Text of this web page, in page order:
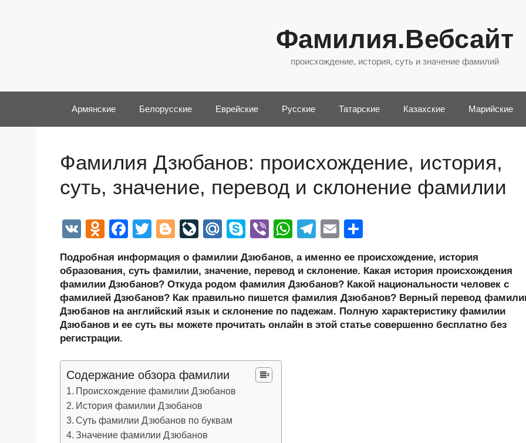
Фамилия.Вебсайт
происхождение, история, суть и значение фамилий
Армянские Белорусские Еврейские Русские Татарские Казахские Марийские
Фамилия Дзюбанов: происхождение, история,
суть, значение, перевод и склонение фамилии
V
O
n
o
kl
a
ss
ni
ki
F
c
e
b
o
k
T
tt
er
Bl
g
g
er
Li
e
J
o
ur
al
M
.R
u
S
p
e
Vi
er
W
at
s
A
p
T
e
gr
a
m
E
ail р
а
в
и
Подробная информация о фамилии Дзюбанов, а именно ее происхождение, история
образования, суть фамилии, значение, перевод и склонение. Какая история происхождения
фамилии Дзюбанов? Откуда родом фамилия Дзюбанов? Какой национальности человек с
фамилией Дзюбанов? Как правильно пишется фамилия Дзюбанов? Верный перевод
Дзюбанов на английский язык и склонение по падежам. Полную характеристику фамилии
Дзюбанов и ее суть вы можете прочитать онлайн в этой статье совершенно бесплатно без
регистрации.
Содержание обзора фамилии
Происхождение фамилии Дзюбанов
История фамилии Дзюбанов
Суть фамилии Дзюбанов по буквам
Значение фамилии Дзюбанов